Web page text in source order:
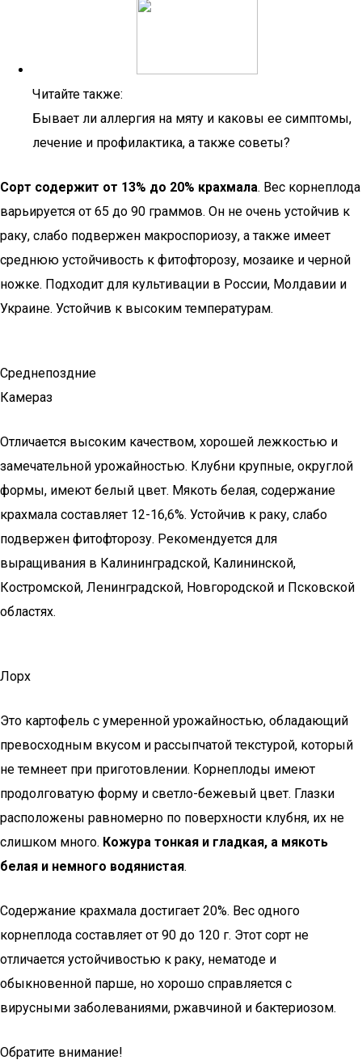
Читайте также:
Бывает ли аллергия на мяту и каковы ее симптомы,
лечение и профилактика, а также советы?
Сорт содержит от 13% до 20% крахмала. Вес корнеплода
варьируется от 65 до 90 граммов. Он не очень устойчив к
раку, слабо подвержен макроспориозу, а также имеет
среднюю устойчивость к фитофторозу, мозаике и черной
ножке. Подходит для культивации в России, Молдавии и
Украине. Устойчив к высоким температурам.
Среднепоздние
Камераз
Отличается высоким качеством, хорошей лежкостью и
замечательной урожайностью. Клубни крупные, округлой
формы, имеют белый цвет. Мякоть белая, содержание
крахмала составляет 12-16,6%. Устойчив к раку, слабо
подвержен фитофторозу. Рекомендуется для
выращивания в Калининградской, Калининской,
Костромской, Ленинградской, Новгородской и Псковской
областях.
Лорх
Это картофель с умеренной урожайностью, обладающий
превосходным вкусом и рассыпчатой текстурой, который
не темнеет при приготовлении. Корнеплоды имеют
продолговатую форму и светло-бежевый цвет. Глазки
расположены равномерно по поверхности клубня, их не
слишком много. Кожура тонкая и гладкая, а мякоть
белая и немного водянистая.
Содержание крахмала достигает 20%. Вес одного
корнеплода составляет от 90 до 120 г. Этот сорт не
отличается устойчивостью к раку, нематоде и
обыкновенной парше, но хорошо справляется с
вирусными заболеваниями, ржавчиной и бактериозом.
Обратите внимание!